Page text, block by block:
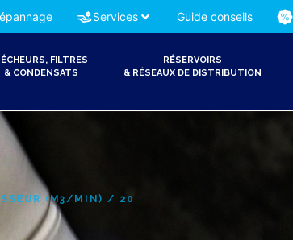
Services Guide conseils
FILTRES
& CONDENSATS
RÉSERVOIRS
& RÉSEAUX DE DISTRIBUTION
(M3/MIN) / 20